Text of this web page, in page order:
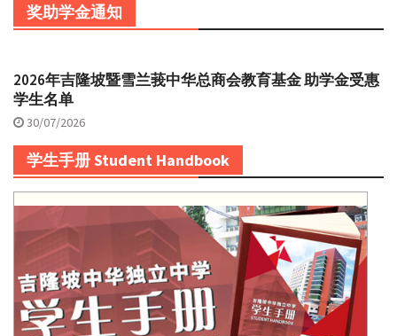
奖助学金通知
2026年吉隆坡暨雪兰莪中华总商会教育基金 助学金受惠
学生名单
30/07/2026
学生手册 Student Handbook